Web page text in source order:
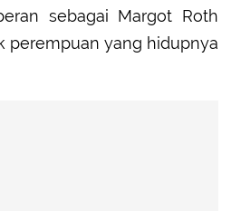
sebagai Margot Roth
perempuan yang hidupnya